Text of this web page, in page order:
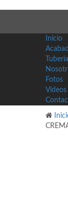
Inicio
Fotos
Videos